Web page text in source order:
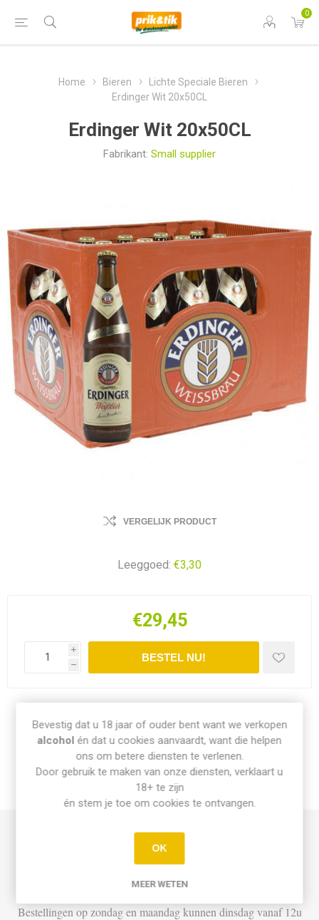
0
Home Bieren
Lichte Speciale Bieren
Erdinger Wit 20x50CL
Erdinger Wit 20x50CL
Fabrikant: Small supplier
VERGELIJK PRODUCT
Leeggoed: €3,30
€29,45
i
h
INFO PICK-UP & LEVERING
Afhalen
vanaf 16u
Bestellingen op zondag en maandag kunnen dinsdag vanaf 12u
Bevestig dat u 18 jaar of ouder bent want we verkopen
alcohol én dat u cookies aanvaardt, want die helpen
ons om betere diensten te verlenen.
Door gebruik te maken van onze diensten, verklaart u
18+ te zijn
én stem je toe om cookies te ontvangen.
OK
MEER WETEN